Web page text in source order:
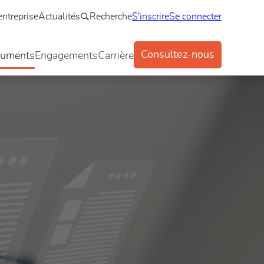
Actualités RechercheS'inscrireSe connecter
EngagementsCarrière Consultez-nous